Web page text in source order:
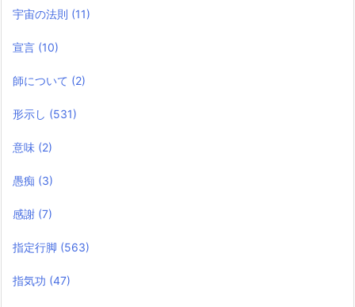
宇宙の法則 (11)
宣言 (10)
師について (2)
形示し (531)
意味 (2)
愚痴 (3)
感謝 (7)
指定行脚 (563)
指気功 (47)